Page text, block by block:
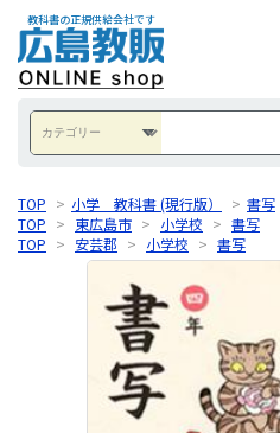
教科書の正規供給会社です
TOP > 小学 教科書 (現行版） > 書写
TOP > 東広島市 > 小学校 > 書写
TOP > 安芸郡 > 小学校 > 書写
山県郡 > 小学校 > 書写
安芸高田市 小学校
福山市 > 小学校 >
府中市 > 小学校 >
> 小学校
書写
三次市 > 小学校
書写
海外子女用教科書 > 小学校 >